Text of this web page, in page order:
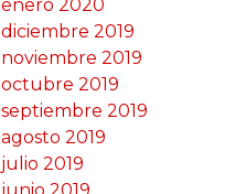
enero 2020
diciembre 2019
noviembre 2019
octubre 2019
septiembre 2019
agosto 2019
julio 2019